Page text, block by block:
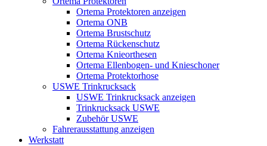
Ortema Protektoren anzeigen
Ortema ONB
Ortema Brustschutz
Ortema Rückenschutz
Ortema Knieorthesen
Ortema Ellenbogen- und Knieschoner
Ortema Protektorhose
USWE Trinkrucksack
USWE Trinkrucksack anzeigen
Trinkrucksack USWE
Zubehör USWE
Fahrerausstattung anzeigen
Werkstatt